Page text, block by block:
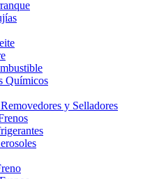
Químicos
y Selladores